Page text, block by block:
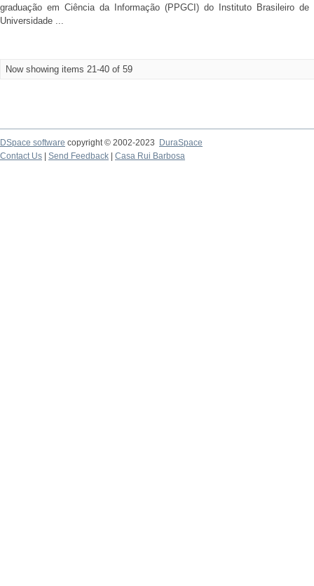
graduação em Ciência da Informação (PPGCI) do Instituto Brasileiro
Universidade ...
Now showing items 21-40 of 59
DSpace software copyright © 2002-2023
DuraSpace
Contact Us
Send Feedback Casa Rui Barbosa